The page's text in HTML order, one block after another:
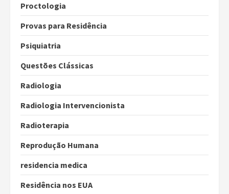
Proctologia
Provas para Residência
Psiquiatria
Questões Clássicas
Radiologia
Radiologia Intervencionista
Radioterapia
Reprodução Humana
residencia medica
Residência nos EUA